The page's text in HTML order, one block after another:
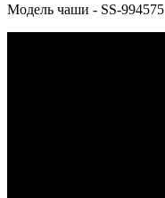
Модель чаши - SS-994575